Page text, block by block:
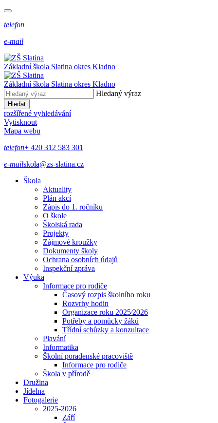
telefon
e-mail
Základní škola Slatina okres Kladno
Základní škola Slatina okres Kladno
Hledaný výraz
Hledat
rozšířené vyhledávání
Vytisknout
Mapa webu
telefon+ 420 312 583 301
e-mailskola@zs-slatina.cz
Škola
Aktuality
Plán akcí
Zápis do 1. ročníku
O škole
Školská rada
Projekty
Zájmové kroužky
Dokumenty školy
Ochrana osobních údajů
Inspekční zpráva
Výuka
Informace pro rodiče
Časový rozpis školního roku
Rozvrhy hodin
Organizace roku 2025⁄2026
Potřeby a pomůcky žáků
Třídní schůzky a konzultace
Plavání
Informatika
Školní poradenské pracoviště
Informace pro rodiče
Škola v přírodě
Družina
Jídelna
Fotogalerie
2025-2026
Září